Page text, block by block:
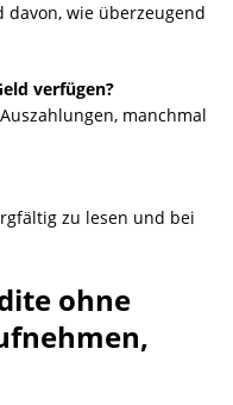
davon, wie überzeugend
verfügen?
manchmal
zu lesen und bei
ohne